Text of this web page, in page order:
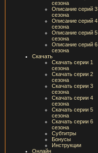
сезона
Описание серий 3
сезона
Описание серий 4
сезона
Описание серий 5
сезона
Описание серий 6
сезона
Скачать
Скачать серии 1
сезона
Скачать серии 2
сезона
Скачать серии 3
сезона
Скачать серии 4
сезона
Скачать серии 5
сезона
Скачать серии 6
сезона
Субтитры
Бонусы
Инструкции
Онлайн